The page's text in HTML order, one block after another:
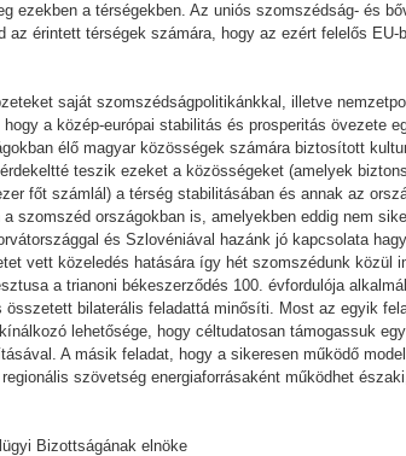
ezekben a térségekben. Az uniós szomszédság- és
érintett térségek számára, hogy az ezért felelős
saját szomszédságpolitikánkkal, illetve
a közép-európai stabilitás és prosperitás övezete
élő magyar közösségek számára biztosított
teszik ezeket a közösségeket (amelyek
főt számlál) a térség stabilitásában és annak az
szomszéd országokban is, amelyekben eddig nem
és Szlovéniával hazánk jó kapcsolata
vett közeledés hatására így hét szomszédunk közül
a trianoni békeszerződés 100. évfordulója
bilaterális feladattá minősíti. Most az egyik
lehetősége, hogy céltudatosan támogassuk
A másik feladat, hogy a sikeresen működő
szövetség energiaforrásaként működhet
Bizottságának elnöke